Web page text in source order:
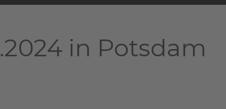
in Potsdam